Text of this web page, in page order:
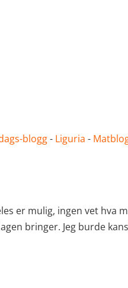
blogg- Liguria -
er mulig, ingen vet hva
bringer. Jeg burde